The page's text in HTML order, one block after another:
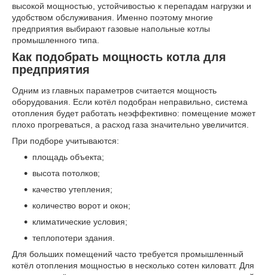
высокой мощностью, устойчивостью к перепадам нагрузки и
удобством обслуживания. Именно поэтому многие
предприятия выбирают газовые напольные котлы
промышленного типа.
Как подобрать мощность котла для
предприятия
Одним из главных параметров считается мощность
оборудования. Если котёл подобран неправильно, система
отопления будет работать неэффективно: помещение может
плохо прогреваться, а расход газа значительно увеличится.
При подборе учитываются:
площадь объекта;
высота потолков;
качество утепления;
количество ворот и окон;
климатические условия;
теплопотери здания.
Для больших помещений часто требуется промышленный
котёл отопления мощностью в несколько сотен киловатт. Для